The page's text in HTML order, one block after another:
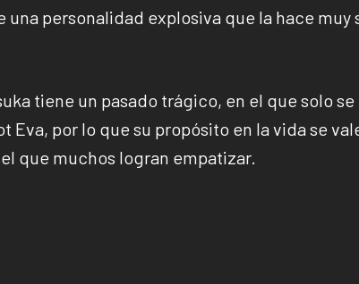
personalidad explosiva que la hace muy
tiene un pasado trágico, en el que solo
Eva, por lo que su propósito en la vida se
que muchos logran empatizar.